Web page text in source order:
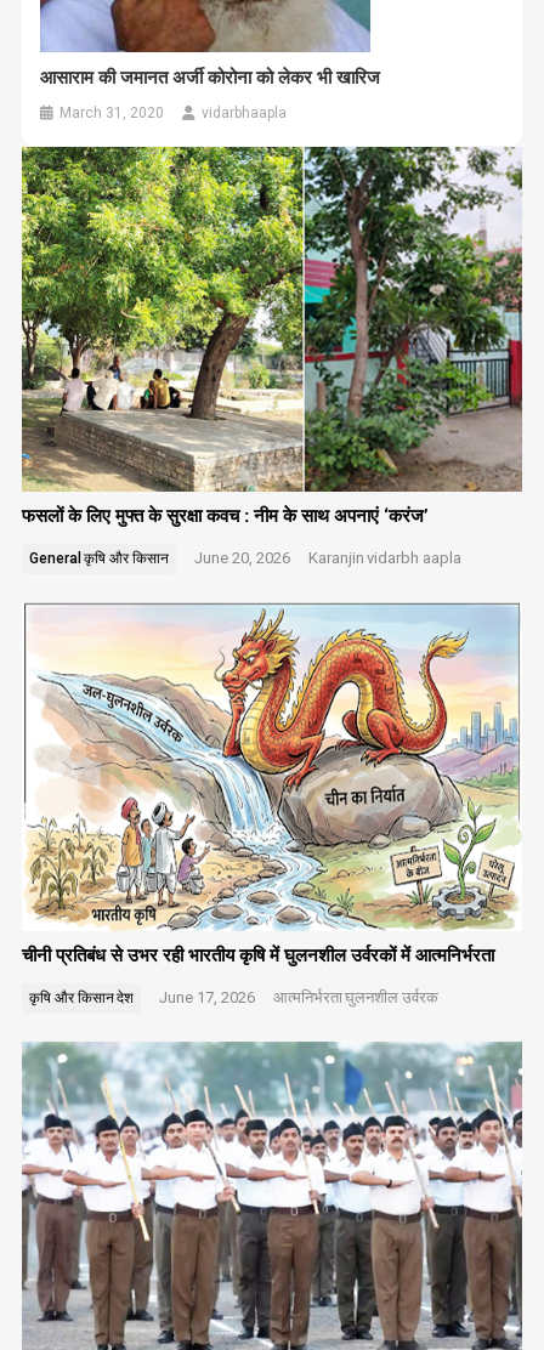
आसाराम की जमानत अर्जी कोरोना को लेकर भी खारिज
March 31, 2020 vidarbhaapla
फसलों के लिए मुफ्त के सुरक्षा कवच : नीम के साथ अपनाएं ‘करंज’
General कृषि और किसान June 20, 2026 Karanjin vidarbh aapla
चीनी प्रतिबंध से उभर रही भारतीय कृषि में घुलनशील उर्वरकों में आत्मनिर्भरता
कृषि और किसानदेश June 17, 2026 आत्मनिर्भरताघुलनशील उर्वरक